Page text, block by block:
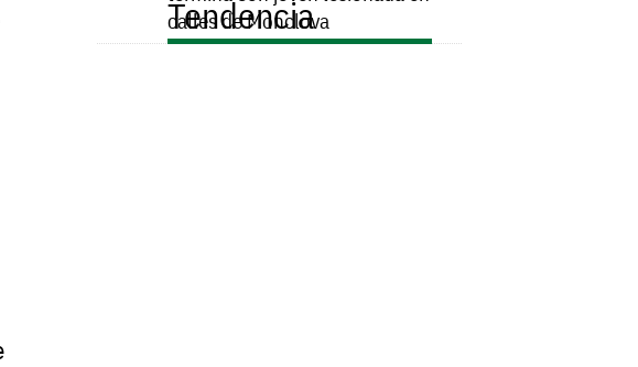
calles de Monclova
Tendencia